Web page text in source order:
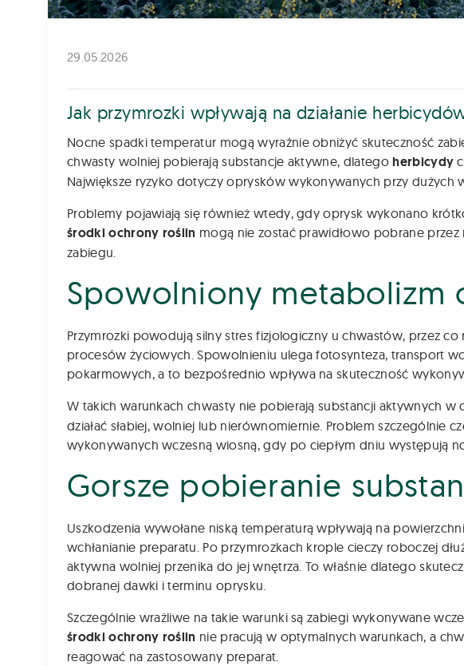
29.05.2026
Jak przymrozki wpływają na działanie
Nocne spadki temperatur mogą wyraźnie obniżyć skuteczność
chwasty wolniej pobierają substancje aktywne, dlategoherbicydy
Największe ryzyko dotyczy oprysków wykonywanych przy dużych
Problemy pojawiają się również wtedy, gdy oprysk wykonano
środki ochrony roślin mogą nie zostać prawidłowo pobrane
zabiegu.
Spowolniony metabolizm
Przymrozki powodują silny stres fizjologiczny u chwastów, przez
procesów życiowych. Spowolnieniu ulega fotosynteza, transport
pokarmowych, a to bezpośrednio wpływa na skuteczność
W takich warunkach chwasty nie pobierają substancji aktywnych
działać słabiej, wolniej lub nierównomiernie. Problem szczególnie
wykonywanych wczesną wiosną, gdy po ciepłym dniu występują
Gorsze pobieranie
Uszkodzenia wywołane niską temperaturą wpływają na
wchłanianie preparatu. Po przymrozkach krople cieczy roboczej
aktywna wolniej przenika do jej wnętrza. To właśnie dlatego
dobranej dawki i terminu oprysku.
Szczególnie wrażliwe na takie warunki są zabiegi wykonywane
środki ochrony roślin nie pracują w optymalnych warunkach, a
reagować na zastosowany preparat.